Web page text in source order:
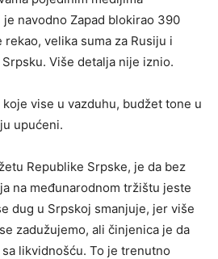
navodno Zapad blokirao 390
velika suma za Rusiju i
Više detalja nije iznio.
vise u vazduhu, budžet tone u
upućeni.
Republike Srpske, je da bez
na međunarodnom tržištu jeste
dug u Srpskoj smanjuje, jer više
zadužujemo, ali činjenica je da
likvidnošću. To je trenutno